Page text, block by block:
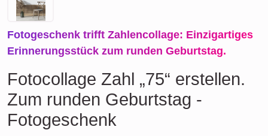
Fotogeschenk trifft Zahlencollage: Einzigartiges
Erinnerungsstück zum runden Geburtstag.
Fotocollage Zahl „75“ erstellen.
Zum runden Geburtstag -
Fotogeschenk